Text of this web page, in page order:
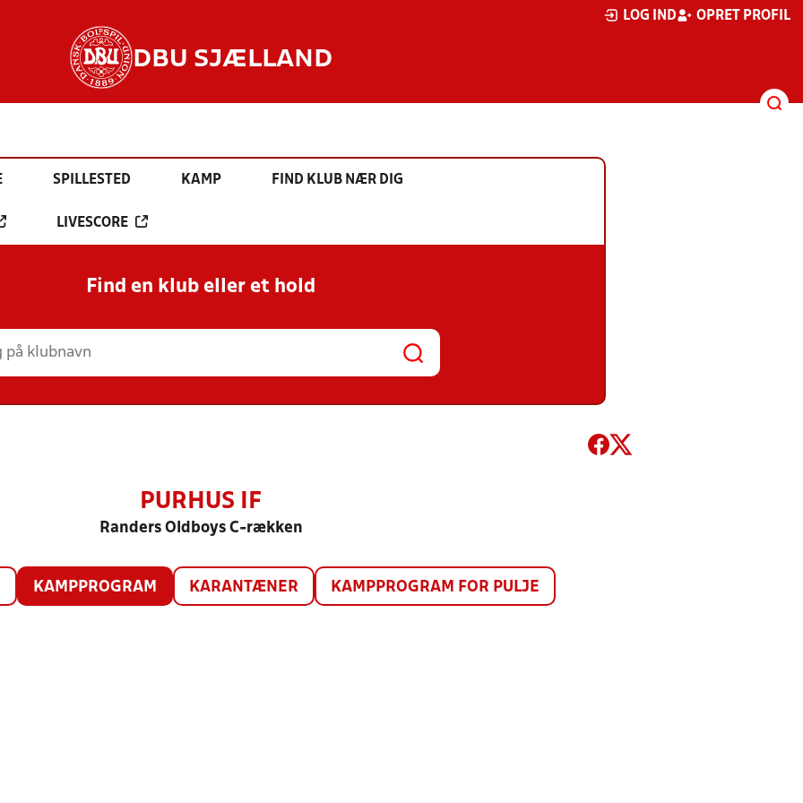
LOG IND OPRET PROFIL
DBU SJÆLLAND
SPILLESTED KAMP FIND KLUB NÆR DIG
LIVESCORE
Find en klub eller et hold
PURHUS IF
Randers Oldboys C-rækken
KAMPPROGRAM KARANTÆNER KAMPPROGRAM FOR PULJE